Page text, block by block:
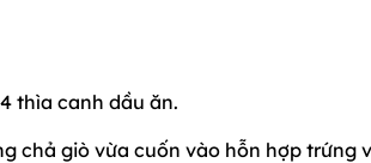
thìa canh dầu ăn.
chả giò vừa cuốn vào hỗn hợp trứng